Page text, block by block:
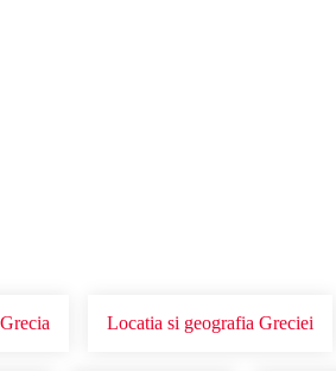
Locatia si geografia Greciei